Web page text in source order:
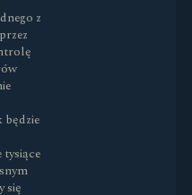
z
będzie
tysiące
się